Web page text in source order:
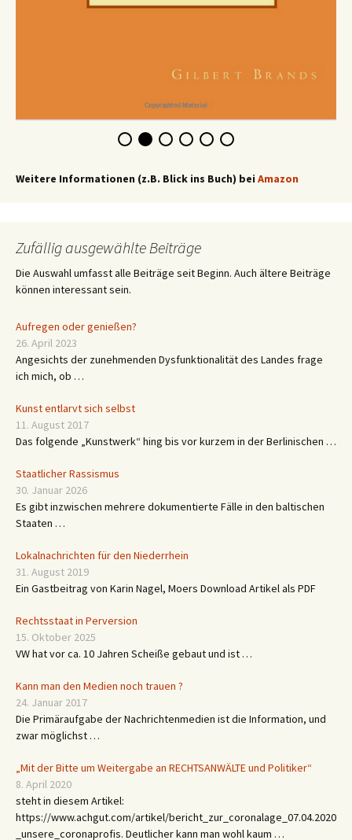
Weitere Informationen (z.B. Blick ins Buch) bei Amazon
Zufällig ausgewählte Beiträge
Die Auswahl umfasst alle Beiträge seit Beginn. Auch ältere Beiträge
können interessant sein.
Aufregen oder genießen?
26. April 2023
Angesichts der zunehmenden Dysfunktionalität des Landes frage
ich mich, ob …
Kunst entlarvt sich selbst
11. August 2017
Das folgende „Kunstwerk“ hing bis vor kurzem in der Berlinischen …
Staatlicher Rassismus
30. Januar 2026
Es gibt inzwischen mehrere dokumentierte Fälle in den baltischen
Staaten …
Lokalnachrichten für den Niederrhein
31. August 2019
Ein Gastbeitrag von Karin Nagel, Moers Download Artikel als PDF
Rechtsstaat in Perversion
15. Oktober 2025
VW hat vor ca. 10 Jahren Scheiße gebaut und ist …
Kann man den Medien noch trauen ?
24. Januar 2017
Die Primäraufgabe der Nachrichtenmedien ist die Information, und
zwar möglichst …
„Mit der Bitte um Weitergabe an RECHTSANWÄLTE und Politiker“
8. April 2020
steht in diesem Artikel:
https://www.achgut.com/artikel/bericht_zur_coronalage_07.04.2020
_unsere_coronaprofis. Deutlicher kann man wohl kaum …